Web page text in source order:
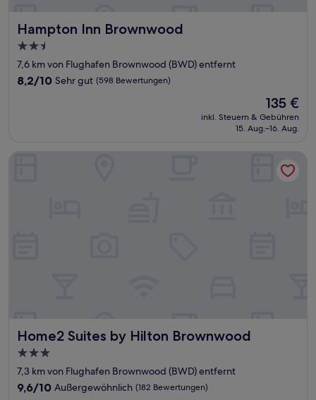
Hampton Inn Brownwood
Hampton Inn Brownwood
2.5-
Sterne-
Unterkunft
7,6 km von Flughafen Brownwood (BWD) entfernt
8.2
Bewertungen)
8,2/10 Sehr gut (598 Bewertungen)
Der
Preis
beträgt
135 €
inkl. Steuern & Gebühren
15. Aug.–16. Aug.
Home2 Suites by Hilton Brownwood
Home2 Suites by Hilton Brownwood
3.0-
Sterne-
Unterkunft
7,3 km von Flughafen Brownwood (BWD) entfernt
9.6
9,6/10 Außergewöhnlich (182 Bewertungen)
Home2 Suites by Hilton Brownwood